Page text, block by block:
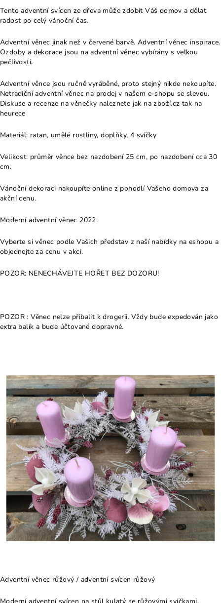
Tento adventní svícen ze dřeva může zdobit Váš domov a dělat
radost po celý vánoční čas.
Adventní věnec jinak než v červené barvě. Adventní věnec inspirace.
Ozdoby a dekorace jsou na adventní věnec vybírány s velkou
pečlivostí.
Adventní věnce jsou ručně vyráběné, proto stejný nikde nekoupíte.
Netradiční adventní věnec na prodej v našem e-shopu se slevou.
Diskuse a recenze na věnečky naleznete jak na zboží.cz tak na
heurece
Materiál: ratan, umělé rostliny, doplňky, 4 svíčky
Velikost: průměr věnce bez nazdobení 25 cm, po nazdobení cca 30
cm.
Vánoční dekoraci nakoupíte online z pohodlí Vašeho domova za
akční cenu.
Moderní adventní věnec 2022
Vyberte si věnec podle Vašich představ z naší nabídky na eshopu a
objednejte za cenu v akci.
POZOR: NENECHÁVEJTE HOŘET BEZ DOZORU!
POZOR : Věnec nelze přibalit k drogerii. Vždy bude expedován jako
extra balík a bude účtované dopravné.
Adventní věnec růžový / adventní svícen růžový
Moderní adventní svícen na stůl kulatý se růžovými svíčkami.